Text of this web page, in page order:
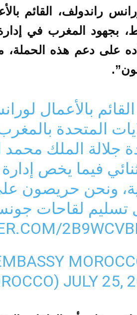
راندولف، القائم
بجهود المغرب في
على دعم هذه الحملة،
بالأعمال
المتحدة
جلالة الملك
فيما يخص
ونحن حريصون
تسليم لقاحات
JULY 25,